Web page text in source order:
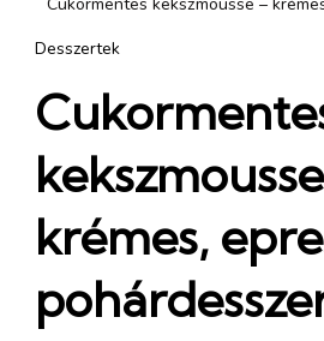
Desszertek
krémes,